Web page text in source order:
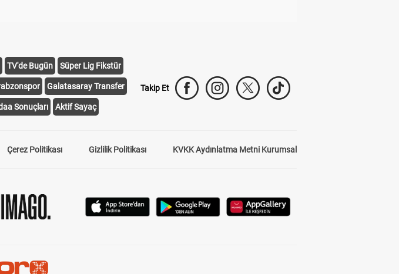
TV'de Bugün Süper Lig Fikstür
Galatasaray Transfer
Sonuçları Aktif Sayaç
Takip Et
Çerez Politikası Gizlilik Politikası KVKK Aydınlatma Metni Kurumsal